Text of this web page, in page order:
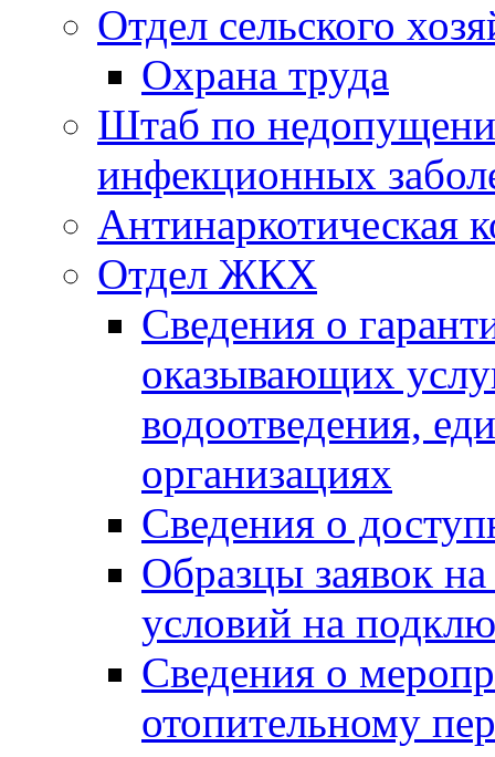
Отдел сельского
Охрана труда
Штаб по
инфекционных
Антинаркотическая
Отдел ЖКХ
Сведения о
оказывающих
водоотведения,
организациях
Сведения о
Образцы заявок
условий на
Сведения о
отопительному